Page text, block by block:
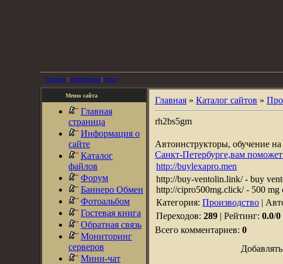
Главная | Регистрация | Вход
Меню сайта
Главная
страница
Информация о
сайте
Каталог
файлов
Форум
Баннеро Обмен
Фотоальбом
Гостевая книга
Обратная связь
Мониторинг
серверов
Мини-чат
Главная » Каталог сайтов »
rh2bs5gm
Автоинструкторы, обучение
Санкт-Петербурге,вам
http://buylexapro.men
http://buy-ventolin.link/ - buy
http://cipro500mg.click/ - 500 mg
Категория: Производство |
Переходов: 289 | Рейтинг: 0.0/0
Всего комментариев: 0